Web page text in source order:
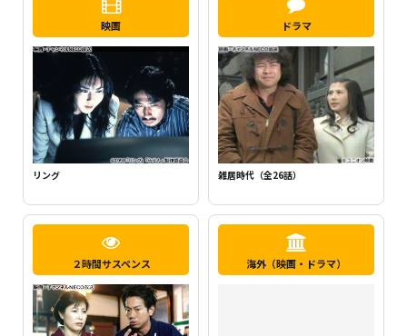
映画
らせん
ドラマ
新・ミナミの帝王1（千原ジュニア主
２時間サスペンス 海外（映画・ドラマ）